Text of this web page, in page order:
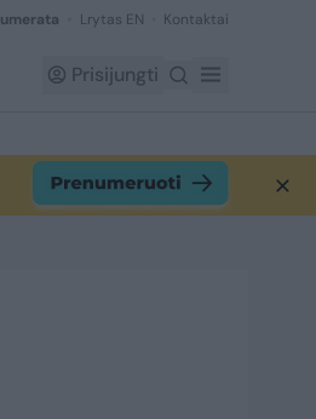
Lrytas EN Kontaktai
Prisijungti